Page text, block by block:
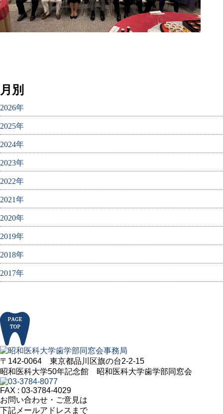
月別
2026年
2025年
2024年
2023年
2022年
2021年
2020年
2019年
2018年
2017年
〒142-0064 東京都品川区旗の台2-2-15
昭和医科大学50年記念館 昭和医科大学歯学部同窓会
FAX : 03-3784-4029
お問い合わせ・ご意見は
下記メールアドレスまで